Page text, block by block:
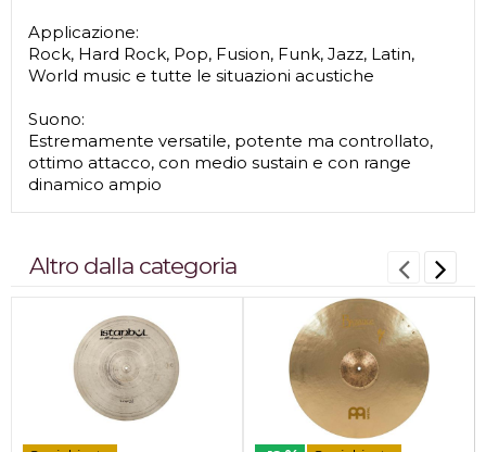
Applicazione:
Rock, Hard Rock, Pop, Fusion, Funk, Jazz, Latin,
World music e tutte le situazioni acustiche
Suono:
Estremamente versatile, potente ma controllato,
ottimo attacco, con medio sustain e con range
dinamico ampio
Altro dalla categoria